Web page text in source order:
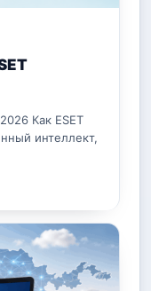
Как ESET
интеллект,